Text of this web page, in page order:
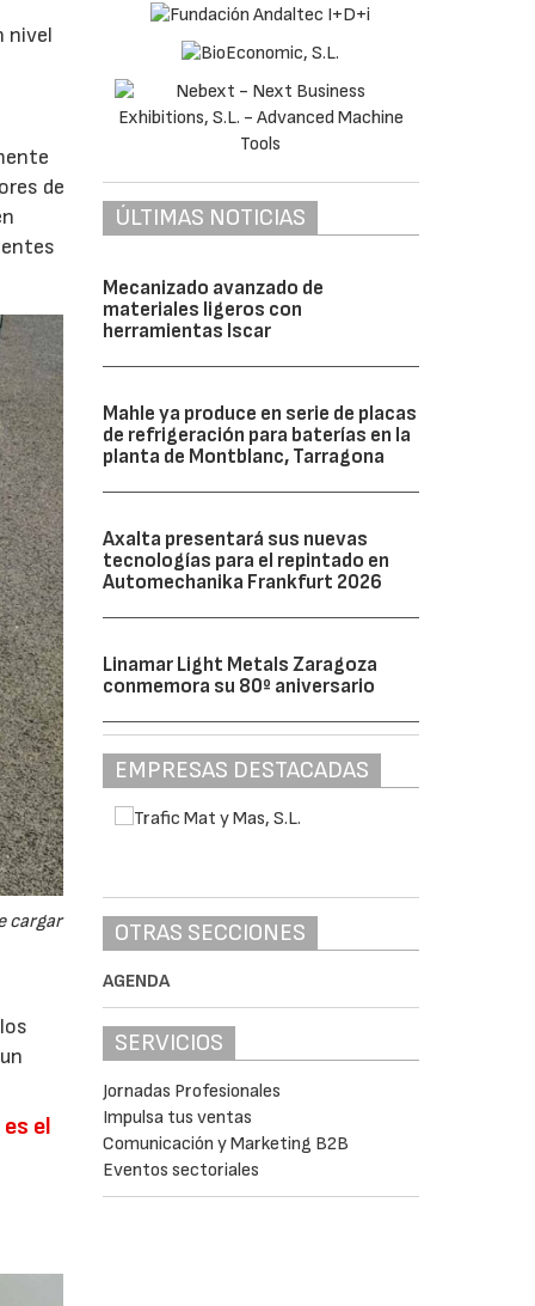
nivel
de
cargar
el
ÚLTIMAS NOTICIAS
Mecanizado avanzado de
materiales ligeros con
herramientas Iscar
Mahle ya produce en serie de placas
de refrigeración para baterías en la
planta de Montblanc, Tarragona
Axalta presentará sus nuevas
tecnologías para el repintado en
Automechanika Frankfurt 2026
Linamar Light Metals Zaragoza
conmemora su 80º aniversario
EMPRESAS DESTACADAS
OTRAS SECCIONES
AGENDA
SERVICIOS
Jornadas Profesionales
Impulsa tus ventas
Comunicación y Marketing B2B
Eventos sectoriales